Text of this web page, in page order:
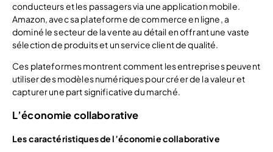
conducteurs et les passagers via une application mobile.
Amazon, avec sa plateforme de commerce en ligne, a
dominé le secteur de la vente au détail en offrant une vaste
sélection de produits et un service client de qualité.
Ces plateformes montrent comment les entreprises peuvent
utiliser des modèles numériques pour créer de la valeur et
capturer une part significative du marché.
L’économie collaborative
Les caractéristiques de l’économie collaborative